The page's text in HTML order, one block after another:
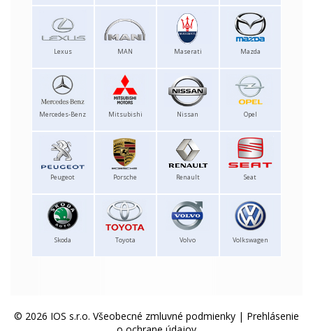
Lexus MAN Maserati Mazda
Mercedes-Benz Mitsubishi Nissan Opel
Peugeot Porsche Renault Seat
Skoda Toyota Volvo Volkswagen
© 2026 IOS s.r.o. Všeobecné zmluvné podmienky | Prehlásenie